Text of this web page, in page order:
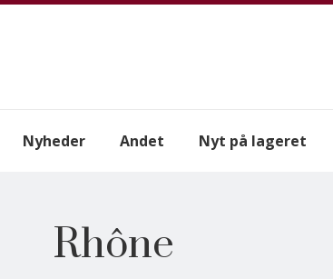
Nyheder Andet Nyt på lageret
Rhône